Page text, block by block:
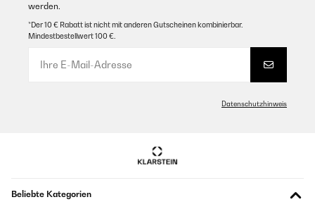
werden.
*Der 10 € Rabatt ist nicht mit anderen Gutscheinen kombinierbar.
Mindestbestellwert 100 €.
Datenschutzhinweis
Beliebte Kategorien